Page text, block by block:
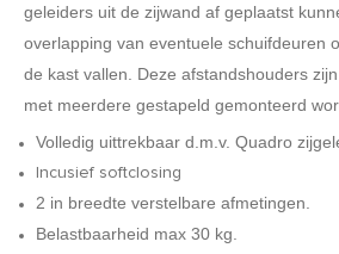
geleiders uit de zijwand af geplaatst
overlapping van eventuele schuifdeuren
de kast vallen. Deze afstandshouders
met meerdere gestapeld gemonteerd
Volledig uittrekbaar d.m.v. Quadro
Incusief softclosing
2 in breedte verstelbare afmetingen.
Belastbaarheid max 30 kg.